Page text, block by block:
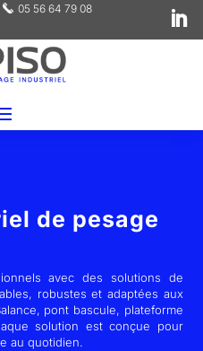
05 56 64 79 08
de pesage
avec des solutions de
robustes et adaptées aux
pont bascule, plateforme
solution est conçue pour
au quotidien.